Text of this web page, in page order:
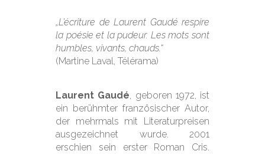
„L’écriture de Laurent Gaudé respire
la poésie et la pudeur. Les mots sont
humbles, vivants, chauds.“
(Martine Laval, Télérama)
Laurent Gaudé, geboren 1972, ist
ein berühmter französischer Autor,
der mehrmals mit Literaturpreisen
ausgezeichnet wurde. 2001
erschien sein erster Roman Cris.